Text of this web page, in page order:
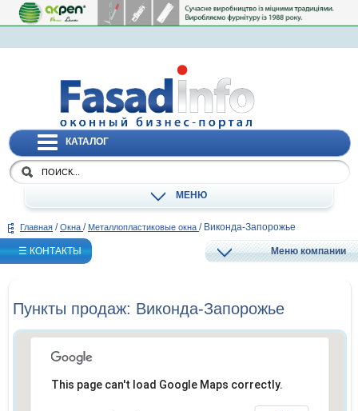
КАТАЛОГ
МЕНЮ
Главная / Окна / Металлопластиковые окна / Виконда-Запорожье
☰ КОНТАКТЫ Меню компании
Пункты продаж: Виконда-Запорожье
This page can't load Google Maps correctly.